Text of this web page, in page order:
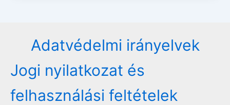
Adatvédelmi irányelvek
Jogi nyilatkozat és
felhasználási feltételek